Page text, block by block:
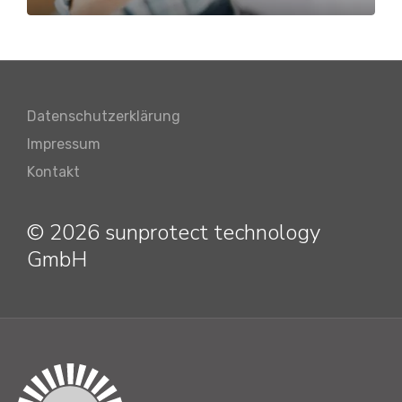
© 2026 sunprotect technology
GmbH
Datenschutzerklärung
Impressum
Kontakt